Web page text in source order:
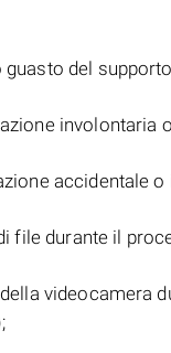
guasto del
involontaria
accidentale
file durante il
videocamera